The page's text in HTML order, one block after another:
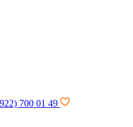
700 01 49